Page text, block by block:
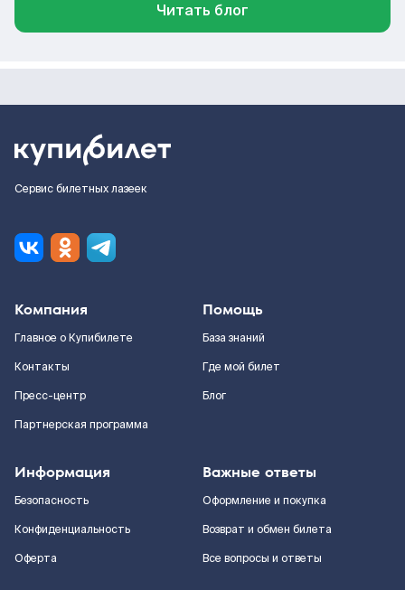
Читать блог
Сервис билетных лазеек
Компания
Главное о Купибилете
Контакты
Пресс-центр
Партнерская программа
Помощь
База знаний
Где мой билет
Блог
Информация
Безопасность
Конфиденциальность
Оферта
Важные ответы
Оформление и покупка
Возврат и обмен билета
Все вопросы и ответы